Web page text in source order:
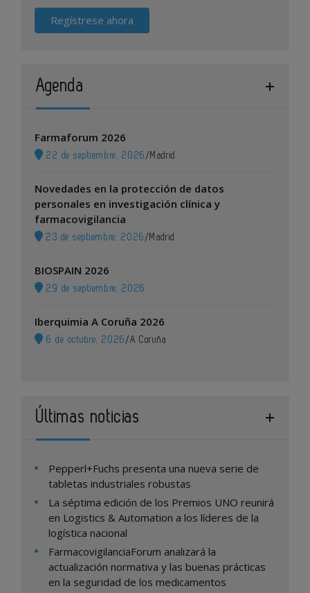
Regístrese ahora
Agenda
Farmaforum 2026
22 de septiembre, 2026 / Madrid
Novedades en la protección de datos
personales en investigación clínica y
farmacovigilancia
23 de septiembre, 2026 / Madrid
BIOSPAIN 2026
29 de septiembre, 2026
Iberquimia A Coruña 2026
6 de octubre, 2026 /A Coruña
Últimas noticias
Pepperl+Fuchs presenta una nueva serie de
tabletas industriales robustas
La séptima edición de los Premios UNO reunirá
en Logistics & Automation a los líderes de la
logística nacional
FarmacovigilanciaForum analizará la
actualización normativa y las buenas prácticas
en la seguridad de los medicamentos